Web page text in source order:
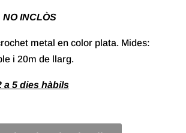
INCLÒS
metal en color plata. Mides:
i 20m de llarg.
a 5 dies hàbils